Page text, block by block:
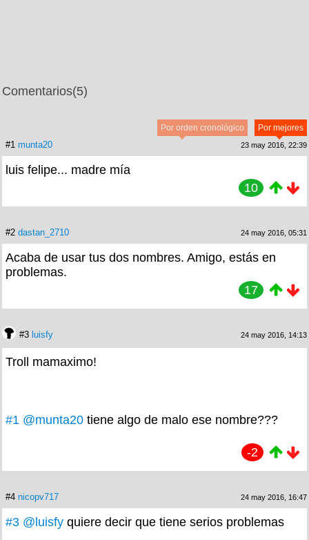
Comentarios(5)
Por mejores
Por orden cronológico
#1 munta20 23 may 2016, 22:39
luis felipe... madre mía
10
#2 dastan_2710 24 may 2016, 05:31
Acaba de usar tus dos nombres. Amigo, estás en
problemas.
17
#3 luisfy 24 may 2016, 14:13
Troll mamaximo!
#1 @munta20 tiene algo de malo ese nombre???
-2
#4 nicopv717 24 may 2016, 16:47
#3 @luisfy quiere decir que tiene serios problemas